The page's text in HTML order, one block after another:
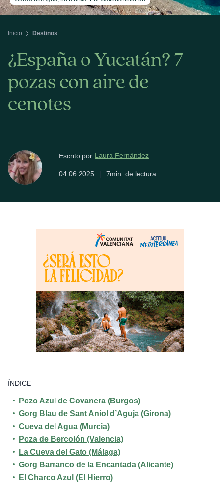
Inicio Destinos
¿España o Yucatán? 7
pozas con aire de
cenotes
Escrito por Laura Fernández
04.06.2025 | 7min. de lectura
ÍNDICE
Pozo Azul de Covanera (Burgos)
Gorg Blau de Sant Aniol d’Aguja (Girona)
Cueva del Agua (Murcia)
Poza de Bercolón (Valencia)
La Cueva del Gato (Málaga)
Gorg Barranco de la Encantada (Alicante)
El Charco Azul (El Hierro)